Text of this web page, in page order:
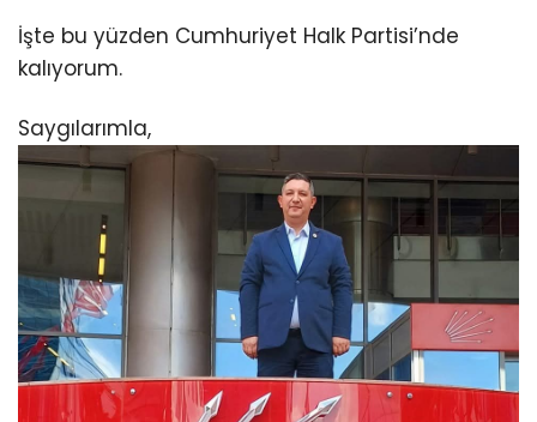
İşte bu yüzden Cumhuriyet Halk Partisi’nde
kalıyorum.
Saygılarımla,